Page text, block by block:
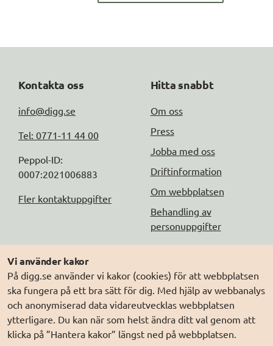
Vi använder kakor
På digg.se använder vi kakor (cookies) för att webbplatsen
ska fungera på ett bra sätt för dig. Med hjälp av webbanalys
och anonymiserad data vidareutvecklas webbplatsen
ytterligare. Du kan när som helst ändra ditt val genom att
klicka på ”Hantera kakor” längst ned på webbplatsen.
Kontakta oss
info@digg.se
Tel: 0771-11 44 00
Peppol-ID:
0007:2021006883
Fler kontaktuppgifter
Hitta snabbt
Om oss
Press
Jobba med oss
Driftinformation
Om webbplatsen
Behandling av
personuppgifter
Följ oss
DIGG på
Prenumerera på nyheter
DIGG på
LinkedIn
DIGG på
PressMachine
DIGG på
Digg play
Elegitimation.se
Min myndighetspost
Sveriges dataportal
Sweden Connect